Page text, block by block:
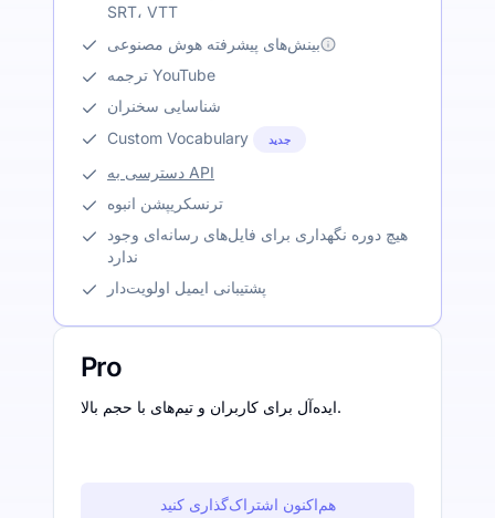
SRT، VTT
بینش‌های پیشرفته هوش مصنوعی
ترجمه YouTube
شناسایی سخنران
Custom Vocabulary
جدید
دسترسی به API
ترنسکریپشن انبوه
هیچ دوره نگهداری برای فایل‌های رسانه‌ای وجود
ندارد
پشتیبانی ایمیل اولویت‌دار
Pro
ایده‌آل برای کاربران و تیم‌های با حجم بالا.
هم‌اکنون اشتراک‌گذاری کنید